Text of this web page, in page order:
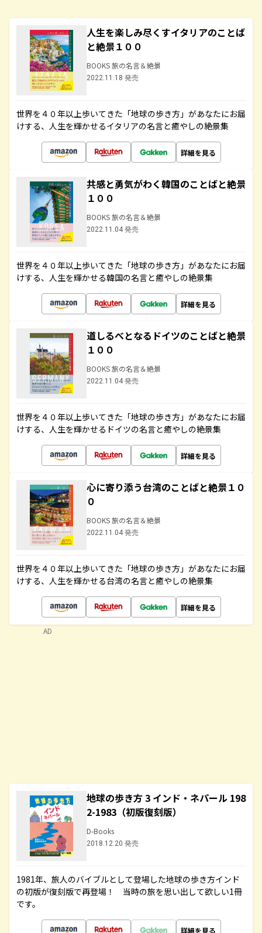
人生を楽しみ尽くすイタリアのことば
と絶景１００
BOOKS 旅の名言＆絶景
2022.11.18 発売
世界を４０年以上歩いてきた「地球の歩き方」があなたにお届
けする、人生を輝かせるイタリアの名言と癒やしの絶景集
詳細を見る
共感と勇気がわく韓国のことばと絶景
１００
BOOKS 旅の名言＆絶景
2022.11.04 発売
世界を４０年以上歩いてきた「地球の歩き方」があなたにお届
けする、人生を輝かせる韓国の名言と癒やしの絶景集
詳細を見る
道しるべとなるドイツのことばと絶景
１００
BOOKS 旅の名言＆絶景
2022.11.04 発売
世界を４０年以上歩いてきた「地球の歩き方」があなたにお届
けする、人生を輝かせるドイツの名言と癒やしの絶景集
詳細を見る
心に寄り添う台湾のことばと絶景１０
０
BOOKS 旅の名言＆絶景
2022.11.04 発売
世界を４０年以上歩いてきた「地球の歩き方」があなたにお届
けする、人生を輝かせる台湾の名言と癒やしの絶景集
詳細を見る
地球の歩き方 3 インド・ネパール 198
2-1983（初版復刻版）
D-Books
2018.12.20 発売
1981年、旅人のバイブルとして登場した地球の歩き方インド
の初版が復刻版で再登場！ 当時の旅を思い出して欲しい1冊
です。
詳細を見る
AD